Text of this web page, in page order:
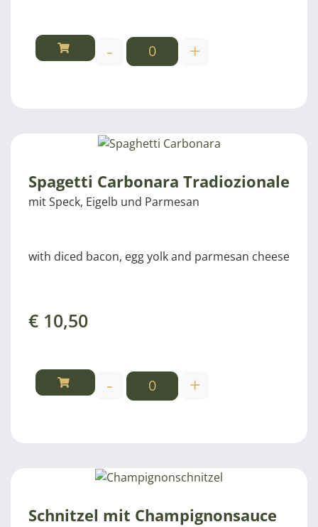
- +
Spagetti Carbonara Tradiozionale
mit Speck, Eigelb und Parmesan
with diced bacon, egg yolk and parmesan cheese
€ 10,50
- +
Schnitzel mit Champignonsauce